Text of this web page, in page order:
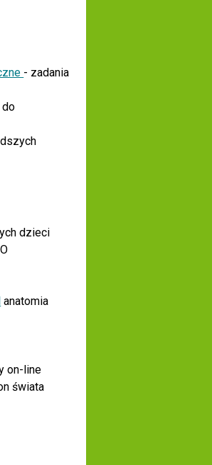
- zadania
dzieci
anatomia
on-line
świata